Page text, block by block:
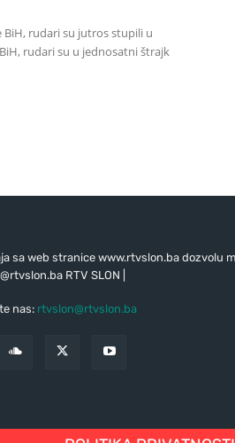
rudari su jutros stupili u
rudari su u jednosatni štrajk
sa web stranice www.rtvslon.ba dozvolu
RTV SLON |
nas: rtvslon@rtvslon.ba